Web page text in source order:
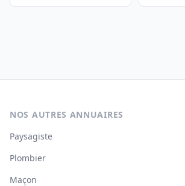
NOS AUTRES ANNUAIRES
Paysagiste
Plombier
Maçon